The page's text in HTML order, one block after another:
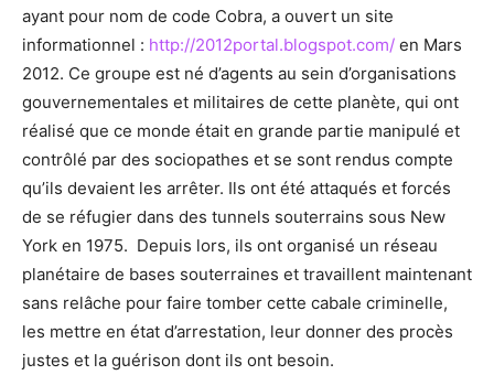
ayant pour nom de code Cobra, a ouvert un site
informationnel : http://2012portal.blogspot.com/ en Mars
2012. Ce groupe est né d’agents au sein d’organisations
gouvernementales et militaires de cette planète, qui ont
réalisé que ce monde était en grande partie manipulé et
contrôlé par des sociopathes et se sont rendus compte
qu’ils devaient les arrêter. Ils ont été attaqués et forcés
de se réfugier dans des tunnels souterrains sous New
York en 1975. Depuis lors, ils ont organisé un réseau
planétaire de bases souterraines et travaillent maintenant
sans relâche pour faire tomber cette cabale criminelle,
les mettre en état d’arrestation, leur donner des procès
justes et la guérison dont ils ont besoin.